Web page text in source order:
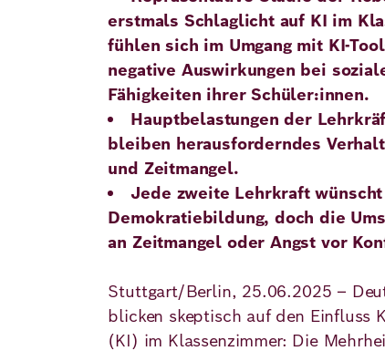
Karriere
Presse
Publikationen
Veranstaltungen
Robert
Jahresbericht
Kontakt
Initiativen
und
Demokratie
Frieden
Klimawandel
Ukraine
erstmals Schlaglicht auf KI im
fühlen sich im Umgang mit KI-
negative Auswirkungen bei
Fähigkeiten ihrer Schüler:innen.
Hauptbelastungen der
bleiben herausforderndes
und Zeitmangel.
Jede zweite Lehrkraft
Demokratiebildung, doch die
an Zeitmangel oder Angst vor
Stuttgart/Berlin, 25.06.2025 –
blicken skeptisch auf den Einfluss
(KI) im Klassenzimmer: Die